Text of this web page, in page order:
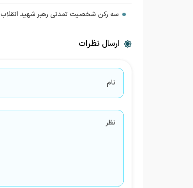
سه رکن شخصیت تمدنی رهبر شهید انقلاب
ارسال نظرات